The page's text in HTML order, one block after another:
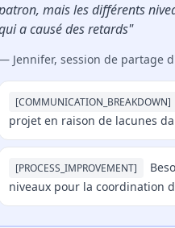
mais les différents
a causé des retards"
Jennifer, session de partage
[COMMUNICATION_BREAKDOWN]
projet en raison de lacunes
[PROCESS_IMPROVEMENT]
niveaux pour la coordination